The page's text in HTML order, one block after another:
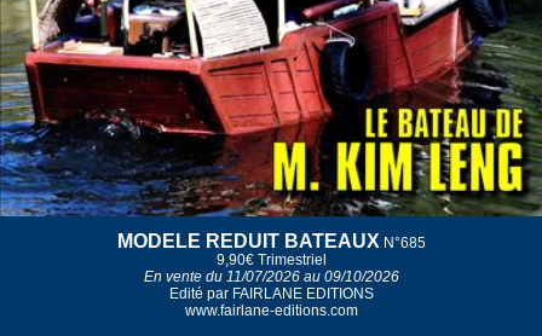
MODELE REDUIT BATEAUX N°685
9,90€ Trimestriel
En vente du 11/07/2026 au 09/10/2026
Edité par FAIRLANE EDITIONS
www.fairlane-editions.com